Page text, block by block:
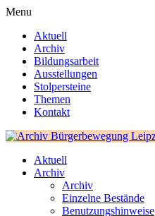
Menu
Aktuell
Archiv
Bildungsarbeit
Ausstellungen
Stolpersteine
Themen
Kontakt
Aktuell
Archiv
Archiv
Einzelne Bestände
Benutzungshinweise